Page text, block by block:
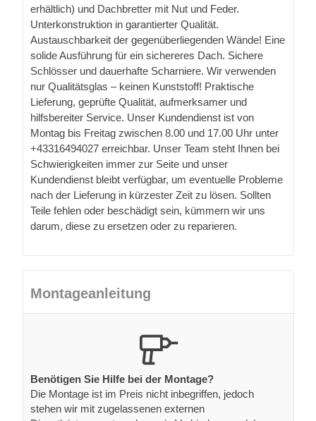
erhältlich) und Dachbretter mit Nut und Feder.
Unterkonstruktion in garantierter Qualität.
Austauschbarkeit der gegenüberliegenden Wände! Eine
solide Ausführung für ein sichereres Dach. Sichere
Schlösser und dauerhafte Scharniere. Wir verwenden
nur Qualitätsglas – keinen Kunststoff! Praktische
Lieferung, geprüfte Qualität, aufmerksamer und
hilfsbereiter Service. Unser Kundendienst ist von
Montag bis Freitag zwischen 8.00 und 17.00 Uhr unter
+43316494027 erreichbar. Unser Team steht Ihnen bei
Schwierigkeiten immer zur Seite und unser
Kundendienst bleibt verfügbar, um eventuelle Probleme
nach der Lieferung in kürzester Zeit zu lösen. Sollten
Teile fehlen oder beschädigt sein, kümmern wir uns
darum, diese zu ersetzen oder zu reparieren.
Montageanleitung
Benötigen Sie Hilfe bei der Montage?
Die Montage ist im Preis nicht inbegriffen, jedoch
stehen wir mit zugelassenen externen